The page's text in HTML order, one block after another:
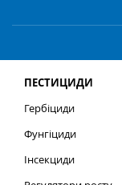
ПЕСТИЦИДИ
Гербіциди
Фунгіциди
Інсекциди